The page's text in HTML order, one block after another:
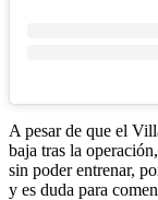
A pesar de que el
baja tras la
sin poder entrenar,
y es duda para